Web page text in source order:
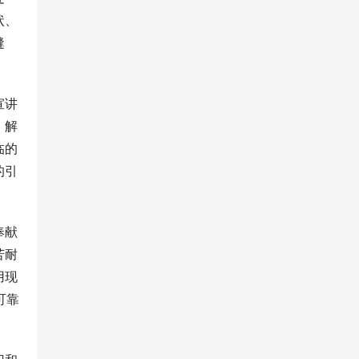
讲
解
的
献
耐
现
靠